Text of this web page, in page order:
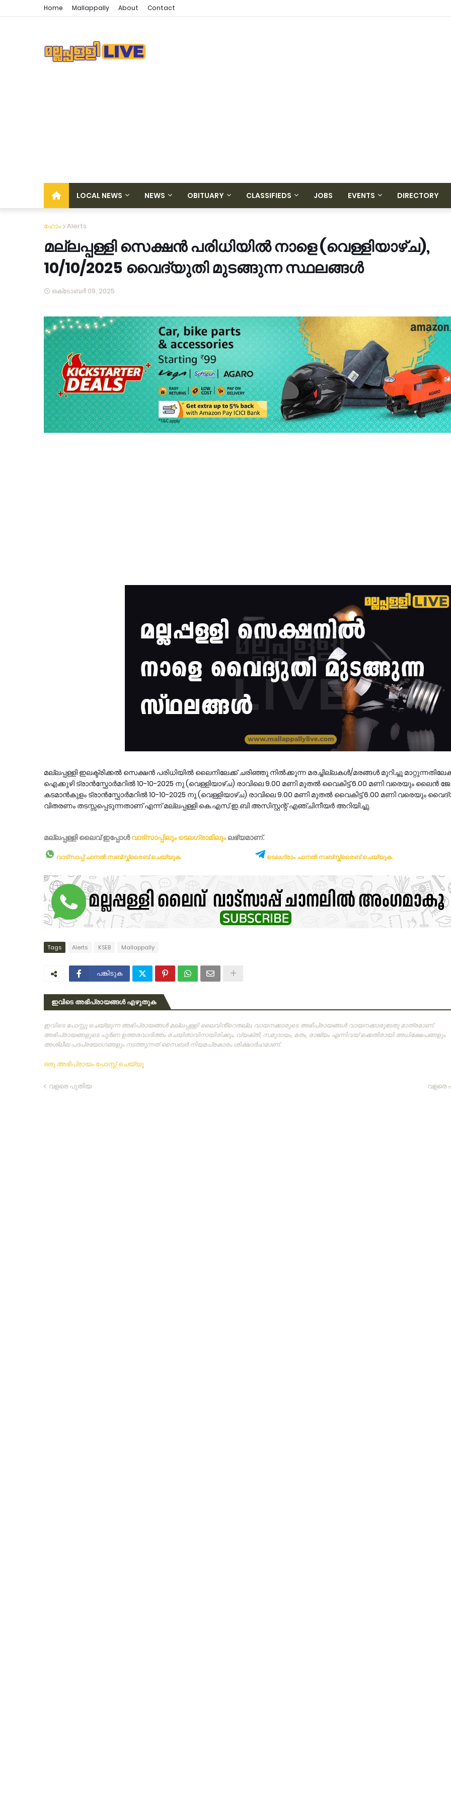
Home Mallappally About Contact
LOCAL NEWS NEWS OBITUARY CLASSIFIEDS JOBS EVENTS DIRECTORY
ഹോം Alerts
മല്ലപ്പള്ളി സെക്ഷൻ പരിധിയിൽ നാളെ (വെള്ളിയാഴ്‌ച),
10/10/2025 വൈദ്യുതി മുടങ്ങുന്ന സ്ഥലങ്ങൾ
ഒക്‌ടോബർ 09, 2025
മല്ലപ്പള്ളി ഇലക്ട്രിക്കൽ സെക്ഷൻ പരിധിയിൽ ലൈനിലേക്ക് ചരിഞ്ഞു നിൽക്കുന്ന മരച്ചില്ലകൾ/മരങ്ങൾ മുറിച്ചു
ഐക്കുഴി ട്രാൻസ്ഫോർമറിൽ 10-10-2025 നു (വെള്ളിയാഴ്‌ച) രാവിലെ 9.00 മണി മുതൽ വൈകിട്ട് 6.00 മണി വരെയും ലൈൻ
കടമാൻകുളം ട്രാൻസ്ഫോർമറിൽ 10-10-2025 നു (വെള്ളിയാഴ്ച) രാവിലെ 9.00 മണി മുതൽ വൈകിട്ട് 6.00 മണി വരെയും
വിതരണം തടസ്സപ്പെടുന്നതാണ് എന്ന് മല്ലപ്പള്ളി കെ.എസ്.ഇ.ബി അസിസ്റ്റന്റ് എഞ്ചിനീയർ അറിയിച്ചു.
മല്ലപ്പള്ളി ലൈവ് ഇപ്പോള്‍വാട്സാപ്പിലും ടെലഗ്രാമിലുംലഭ്യമാണ്‌.
വാട്സാപ്പ് ചാനൽ സബ്സ്ക്രൈബ് ചെയ്യുക. ടെലഗ്രാം ചാനൽ സബ്സ്ക്രൈബ് ചെയ്യുക.
Tags Alerts KSEB Mallappally
പങ്കിടുക
ഇവിടെ അഭിപ്രായങ്ങൾ എഴുതുക
ഇവിടെ പോസ്റ്റു ചെയ്യുന്ന അഭിപ്രായങ്ങള്‍ മല്ലപ്പള്ളി ലൈവിൻ്റെതല്ല. വായനക്കാരുടെ അഭിപ്രായങ്ങള്‍ വായനക്കാരുടേതു മാത്രമാണ്‌.
അഭിപ്രായങ്ങളുടെ പൂര്‍ണ ഉത്തരവാദിത്തം രചയിതാവിനായിരിക്കും. വ്യക്തി, സമുദായം, മതം, രാജ്യം എന്നിവയ് ക്കെതിരായി അധിക്ഷേപങ്ങളും
അശ്ലീല പദപ്രയോഗങ്ങളും നടത്തുന്നത്‌ സൈബര്‍ നിയമപ്രകാരം ശിക്ഷാര്‍ഹമാണ്‌.
ഒരു അഭിപ്രായം പോസ്റ്റ് ചെയ്യൂ
വളരെ പുതിയ വളരെ